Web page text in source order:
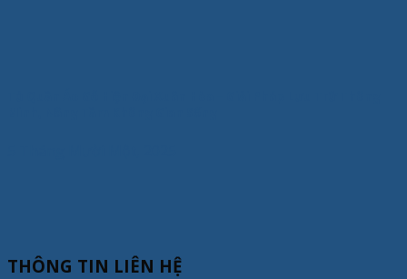
THÔNG TIN LIÊN HỆ